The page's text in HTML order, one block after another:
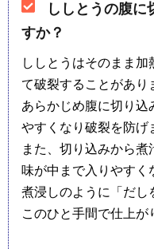
ししとうの腹に
すか？
ししとうはそのまま
て破裂することがあり
あらかじめ腹に切り込
やすくなり破裂を防げ
また、切り込みから煮
味が中まで入りやすく
煮浸しのように「だし
このひと手間で仕上が